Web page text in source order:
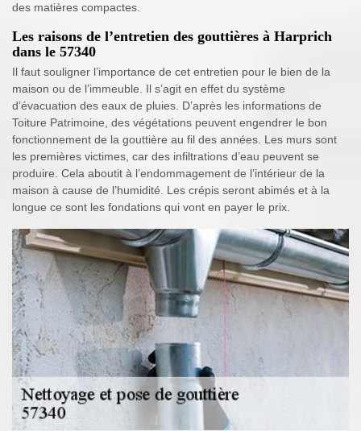
des matières compactes.
Les raisons de l’entretien des gouttières à Harprich
dans le 57340
Il faut souligner l’importance de cet entretien pour le bien de la
maison ou de l’immeuble. Il s’agit en effet du système
d’évacuation des eaux de pluies. D’après les informations de
Toiture Patrimoine, des végétations peuvent engendrer le bon
fonctionnement de la gouttière au fil des années. Les murs sont
les premières victimes, car des infiltrations d’eau peuvent se
produire. Cela aboutit à l’endommagement de l’intérieur de la
maison à cause de l’humidité. Les crépis seront abimés et à la
longue ce sont les fondations qui vont en payer le prix.